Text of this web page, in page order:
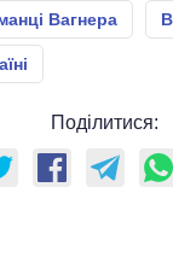
Вагнера
Поділитися: